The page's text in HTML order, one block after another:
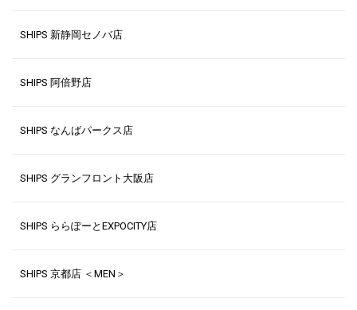
SHIPS 新静岡セノバ店
SHIPS 阿倍野店
SHIPS なんばパークス店
SHIPS グランフロント大阪店
SHIPS ららぽーとEXPOCITY店
SHIPS 京都店 ＜MEN＞